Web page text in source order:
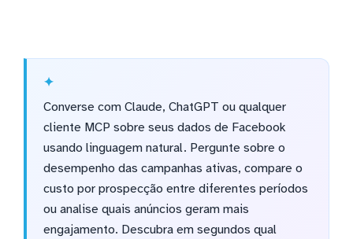
Converse com Claude, ChatGPT ou qualquer
cliente MCP sobre seus dados de Facebook
usando linguagem natural. Pergunte sobre o
desempenho das campanhas ativas, compare o
custo por prospecção entre diferentes períodos
ou analise quais anúncios geram mais
engajamento. Descubra em segundos qual